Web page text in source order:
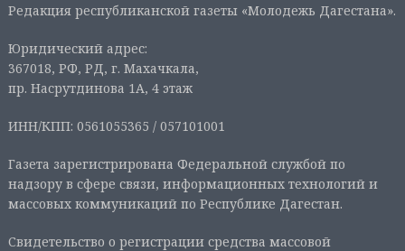
Редакция республиканской газеты «Молодежь Дагестана».
Юридический адрес:
367018, РФ, РД, г. Махачкала,
пр. Насрутдинова 1А, 4 этаж
ИНН/КПП: 0561055365 / 057101001
Газета зарегистрирована Федеральной службой по
надзору в сфере связи, информационных технологий и
массовых коммуникаций по Республике Дагестан.
Свидетельство о регистрации средства массовой